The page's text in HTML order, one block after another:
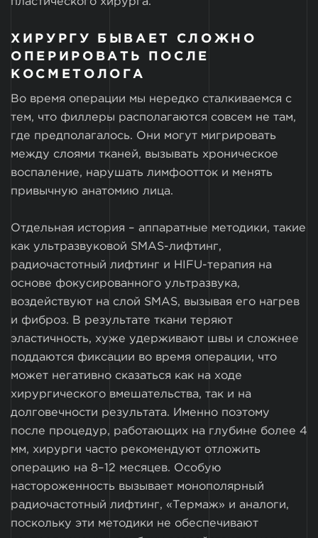
ХИРУРГУ БЫВАЕТ СЛОЖНО
ОПЕРИРОВАТЬ ПОСЛЕ
КОСМЕТОЛОГА
Во время операции мы нередко сталкиваемся с
тем, что филлеры располагаются совсем не там,
где предполагалось. Они могут мигрировать
между слоями тканей, вызывать хроническое
воспаление, нарушать лимфоотток и менять
привычную анатомию лица.
Отдельная история – аппаратные методики, такие
как ультразвуковой SMAS-лифтинг,
радиочастотный лифтинг и HIFU-терапия на
основе фокусированного ультразвука,
воздействуют на слой SMAS, вызывая его нагрев
и фиброз. В результате ткани теряют
эластичность, хуже удерживают швы и сложнее
поддаются фиксации во время операции, что
может негативно сказаться как на ходе
хирургического вмешательства, так и на
долговечности результата. Именно поэтому
после процедур, работающих на глубине более 4
мм, хирурги часто рекомендуют отложить
операцию на 8–12 месяцев. Особую
настороженность вызывает монополярный
радиочастотный лифтинг, «Термаж» и аналоги,
поскольку эти методики не обеспечивают